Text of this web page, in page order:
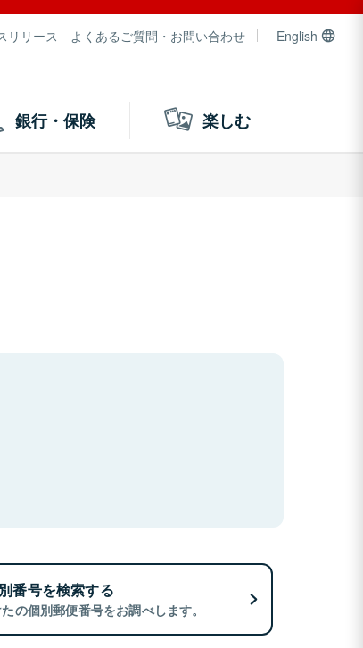
リリース よくあるご質問・お問い合わせ English
銀行・保険 楽しむ
番号を検索する
の個別郵便番号をお調べします。